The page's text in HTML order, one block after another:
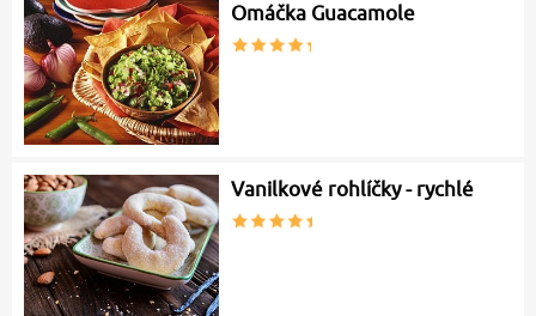
Omáčka Guacamole
Vanilkové rohlíčky - rychlé